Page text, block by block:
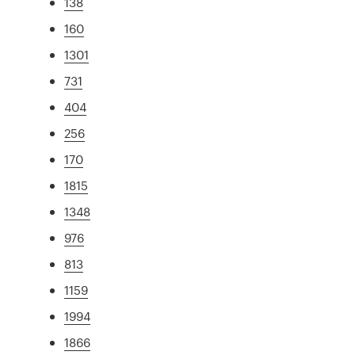
160
1301
731
404
256
170
1815
1348
976
813
1159
1994
1866